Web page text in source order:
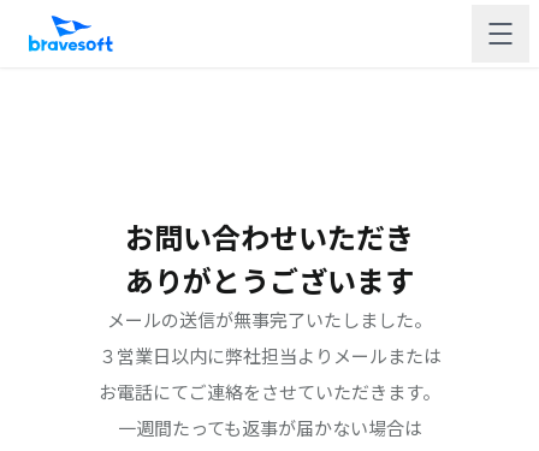
お問い合わせいただき
ありがとうございます
メールの送信が無事完了いたしました。
３営業日以内に弊社担当よりメールまたは
お電話にてご連絡をさせていただきます。
一週間たっても返事が届かない場合は